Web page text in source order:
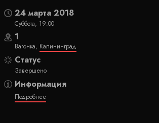
24 марта 2018
Суббота, 19:00
1
Вагонка, Калининград
Статус
Завершено
Информация
Подробнее